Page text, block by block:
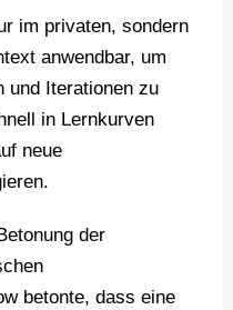
im privaten, sondern
anwendbar, um
und Iterationen zu
in Lernkurven
neue
der
betonte, dass eine